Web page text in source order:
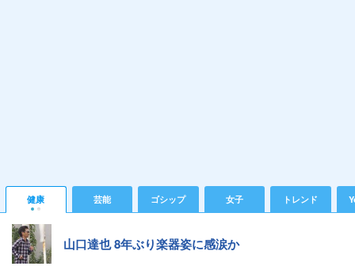
健康 芸能 ゴシップ 女子 トレンド
山口達也 8年ぶり楽器姿に感涙か